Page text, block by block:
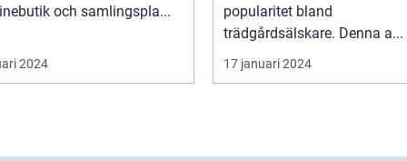
och samlingspla...
2024
popularitet bland
trädgårdsälskare. Denna a...
17 januari 2024